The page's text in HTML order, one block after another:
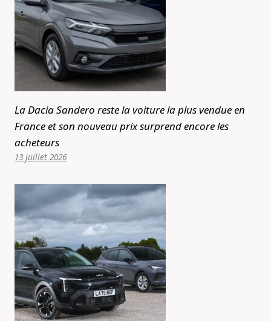
La Dacia Sandero reste la voiture la plus vendue en
France et son nouveau prix surprend encore les
acheteurs
13 juillet 2026